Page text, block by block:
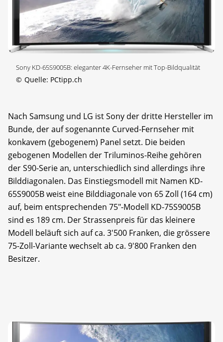
Sony KD-65S9005B: eleganter 4K-Fernseher mit Top-Bildqualität
© Quelle: PCtipp.ch
Nach Samsung und LG ist Sony der dritte Hersteller im
Bunde, der auf sogenannte Curved-Fernseher mit
konkavem (gebogenem) Panel setzt. Die beiden
gebogenen Modellen der Triluminos-Reihe gehören
der S90-Serie an, unterschiedlich sind allerdings ihre
Bilddiagonalen. Das Einstiegsmodell mit Namen KD-
65S9005B weist eine Bilddiagonale von 65 Zoll (164 cm)
auf, beim entsprechenden 75"-Modell KD-75S9005B
sind es 189 cm. Der Strassenpreis für das kleinere
Modell beläuft sich auf ca. 3'500 Franken, die grössere
75-Zoll-Variante wechselt ab ca. 9'800 Franken den
Besitzer.